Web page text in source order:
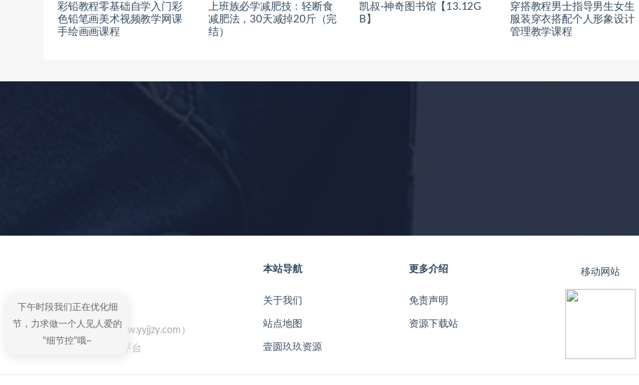
彩铅教程零基础自学入门彩
色铅笔画美术视频教学网课
手绘画画课程
上班族必学减肥技：轻断食
减肥法，30天减掉20斤（完
结）
凯叔-神奇图书馆【13.12G
B】
穿搭教程男士指导男生女生
服装穿衣搭配个人形象设计
管理教学课程
壹圆玖玖资源（www.yyjjzy.com）
更专业的资源下载平台
本站导航
关于我们
站点地图
壹圆玖玖资源
更多介绍
免责声明
资源下载站
移动网站
下午时段我们正在优化细
节，力求做一个人见人爱的
“细节控”哦~